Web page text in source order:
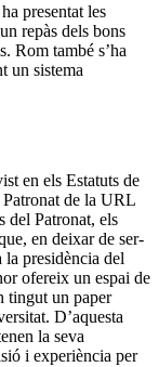
ha presentat les
repàs dels bons
Rom també s’ha
un sistema
en els Estatuts de
de la URL
del Patronat, els
en deixar de ser-
presidència del
ofereix un espai de
tingut un paper
D’aquesta
la seva
i experiència per